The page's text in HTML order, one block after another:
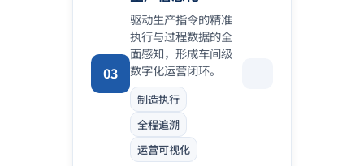
03
驱动生产指令的精准
执行与过程数据的全
面感知，形成车间级
数字化运营闭环。
制造执行
全程追溯
运营可视化